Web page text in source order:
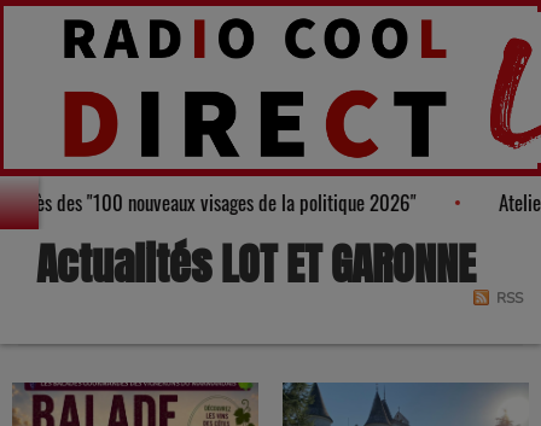
figure au Palmarès des "100 nouveaux visages de la politique 2026"
Actualités LOT ET GARONNE
RSS